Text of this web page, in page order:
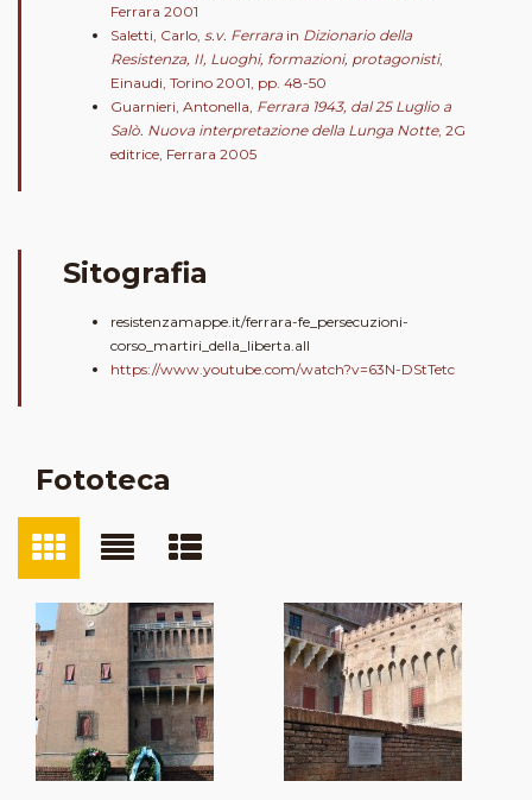
Ferrara 2001
Saletti, Carlo, s.v. Ferrara in Dizionario della
Resistenza, II, Luoghi, formazioni, protagonisti,
Einaudi, Torino 2001, pp. 48-50
Guarnieri, Antonella, Ferrara 1943, dal 25 Luglio a
Salò. Nuova interpretazione della Lunga Notte, 2G
editrice, Ferrara 2005
Sitografia
resistenzamappe.it/ferrara-fe_persecuzioni-
corso_martiri_della_liberta.all
https://www.youtube.com/watch?v=63N-DStTetc
Fototeca